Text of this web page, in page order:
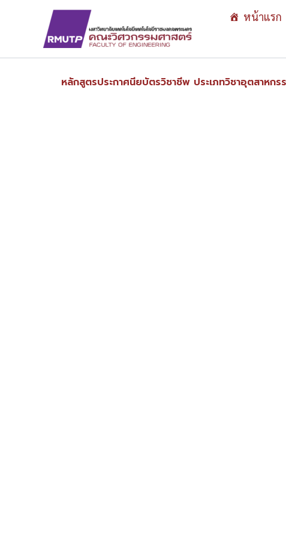
หน้าแรก
หลักสูตรประกาศนียบัตรวิชาชีพ ประเภทวิชาอุตสาห